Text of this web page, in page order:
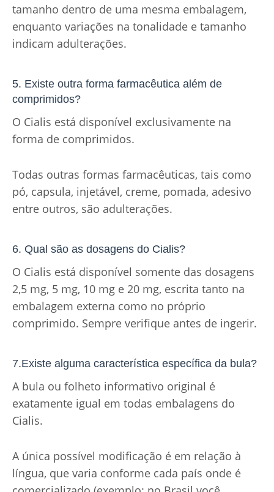
tamanho dentro de uma mesma embalagem,
enquanto variações na tonalidade e tamanho
indicam adulterações.
5. Existe outra forma farmacêutica além de
comprimidos?
O Cialis está disponível exclusivamente na
forma de comprimidos.
Todas outras formas farmacêuticas, tais como
pó, capsula, injetável, creme, pomada, adesivo
entre outros, são adulterações.
6. Qual são as dosagens do Cialis?
O Cialis está disponível somente das dosagens
2,5 mg, 5 mg, 10 mg e 20 mg, escrita tanto na
embalagem externa como no próprio
comprimido. Sempre verifique antes de ingerir.
7.Existe alguma característica específica da bula?
A bula ou folheto informativo original é
exatamente igual em todas embalagens do
Cialis.
A única possível modificação é em relação à
língua, que varia conforme cada país onde é